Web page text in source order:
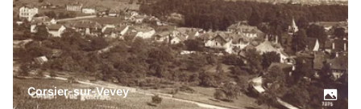
Corsier-sur-Vevey